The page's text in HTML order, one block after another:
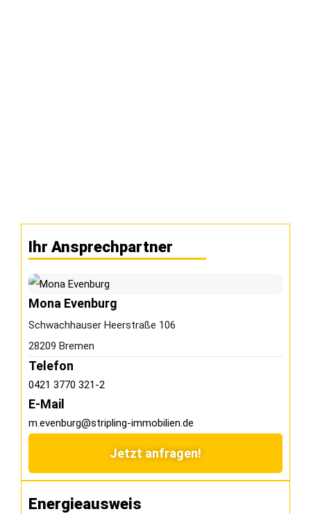
Ihr Ansprechpartner
Mona Evenburg
Schwachhauser Heerstraße 106
28209 Bremen
Telefon
0421 3770 321-2
E-Mail
m.evenburg@stripling-immobilien.de
Jetzt anfragen!
Energieausweis